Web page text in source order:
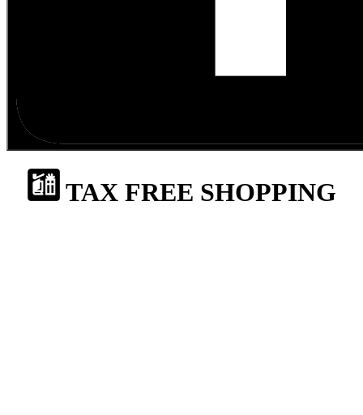
TAX FREE SHOPPING